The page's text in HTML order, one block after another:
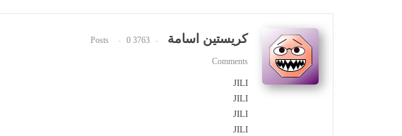
كريستين اسامة 3763 Posts
0
Comments
JILI
JILI
JILI
JILI